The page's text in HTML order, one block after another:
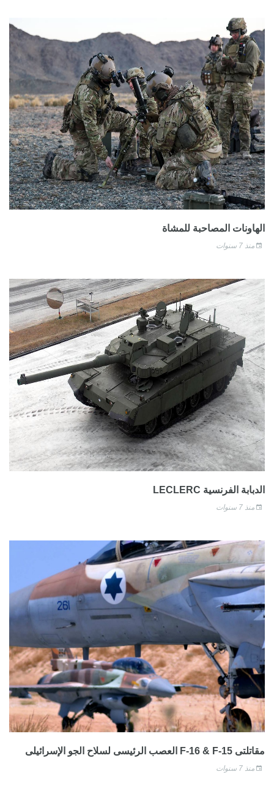
الهاونات المصاحبة للمشاة
منذ 7 سنوات
الدبابة الفرنسية LECLERC
منذ 7 سنوات
مقاتلتى F-16 & F-15 العصب الرئيسى لسلاح الجو الإسرائيلى
منذ 7 سنوات